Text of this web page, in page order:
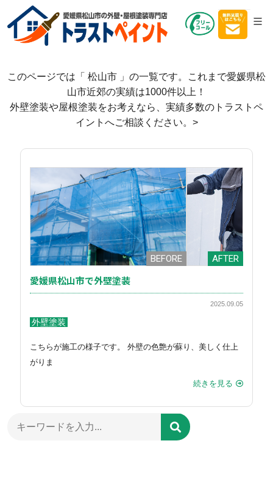
松山市の塗装専門店 トラストペイントへ 松山市
TAG 松山市 の施工実績
このページでは「 松山市 」の一覧です。
これまで愛媛県松
山市近郊の実績は1000件以上！
外壁塗装や屋根塗装をお考えなら、実績多数のトラストペ
イントへご相談ください。>
愛媛県松山市で外壁塗装
2025.09.05
外壁塗装
こちらが施工の様子です。 外壁の色艶が蘇り、美しく仕上
がりま
続きを見る